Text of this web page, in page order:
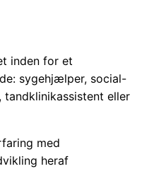
inden for et
sygehjælper, social-
tandklinikassistent eller
med
heraf